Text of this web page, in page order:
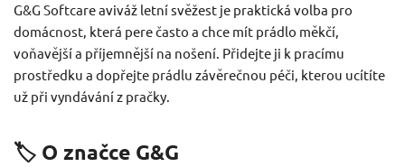
G&G Softcare aviváž letní svěžest je praktická volba pro
domácnost, která pere často a chce mít prádlo měkčí,
voňavější a příjemnější na nošení. Přidejte ji k pracímu
prostředku a dopřejte prádlu závěrečnou péči, kterou ucítíte
už při vyndávání z pračky.
🏷️ O značce G&G